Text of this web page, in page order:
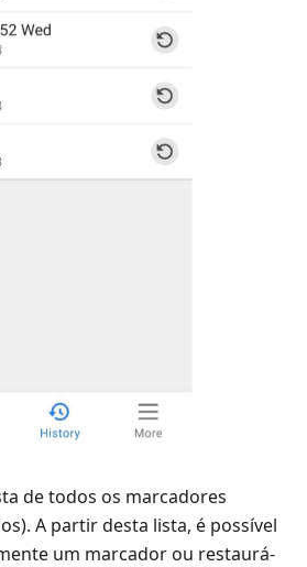
de todos os marcadores
A partir desta lista, é possível
um marcador ou restaurá-